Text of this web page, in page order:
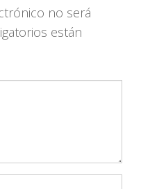
no será
están